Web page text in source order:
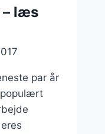
– læs
par år
populært